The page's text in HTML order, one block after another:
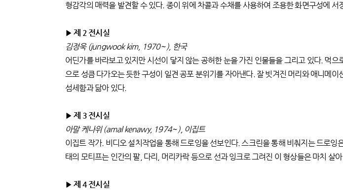
형감각의 매력을 발견할 수 있다. 종이 위에 차콜과 수채를 사용하여 조용한 화면구성에
▶ 제 2 전시실
김정욱 (jungwook kim, 1970~ ), 한국
어딘가를 바라보고 있지만 시선이 닿지 않는 공허한 눈을 가진 인물들을 그리고 있다. 먹
으로 성큼 다가오는 듯한 구성이 일견 공포 분위기를 자아낸다. 잘 빗겨진 머리와 애니메
섬세함과 닮아 있다.
▶ 제 3 전시실
아말 케나위 (amal kenawy, 1974~ ), 이집트
이집트 작가. 비디오 설치작업을 통해 드로잉을 선보인다. 스크린을 통해 비춰지는 드로
태의 모티프는 인간의 팔, 다리, 머리카락 등으로 선과 잉크로 그려진 이 형상들은 마치 살
▶ 제 4 전시실